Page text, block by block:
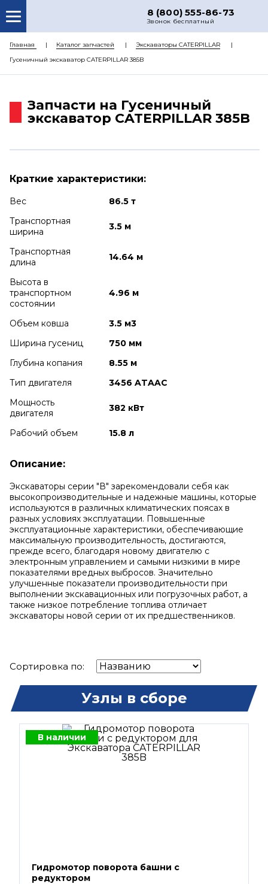
8 (800) 555-86-73
Звонок бесплатный
О НАС
КАТАЛОГ ЗАПЧАСТЕЙ
ДОСТАВКА
Главная Каталог запчастей
Экскаваторы CATERPILLAR
Гусеничный экскаватор CATERPILLAR 385B
Запчасти на Гусеничный
экскаватор CATERPILLAR 385B
Краткие характеристики:
Вес
86.5 т
Транспортная
ширина
3.5 м
Транспортная
длина
14.64 м
Высота в
транспортном
cостоянии
4.96 м
Объем ковша
3.5 м3
Ширина гусениц
750 мм
Глубина копания
8.55 м
Тип двигателя
3456 ATAAC
Мощность
двигателя
382 кВт
Рабочий объем 15.8 л
Описание:
Экскаваторы серии "В" зарекомендовали себя как
высокопроизводительные и надежные машины, которые
используются в различных климатических поясах в
разных условиях эксплуатации. Повышенные
эксплуатационные характеристики, обеспечивающие
максимальную производительность, достигаются,
прежде всего, благодаря новому двигателю с
электронным управлением и самыми низкими в мире
показателями вредных выбросов. Значительно
улучшенные показатели производительности при
выполнении экскавационных или погрузочных работ, а
также низкое потребление топлива отличает
экскаваторы новой серии от их предшественников.
Сортировка по:
Узлы в сборе
В наличии
Гидромотор поворота башни с
редуктором